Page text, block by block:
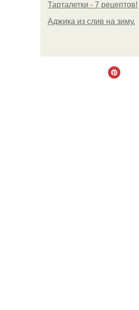
Тарталетки - 7 рецептов!
Аджика из слив на зиму.